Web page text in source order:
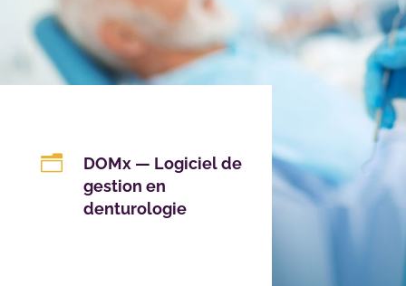
n
DOMx — Logiciel de
gestion en
denturologie